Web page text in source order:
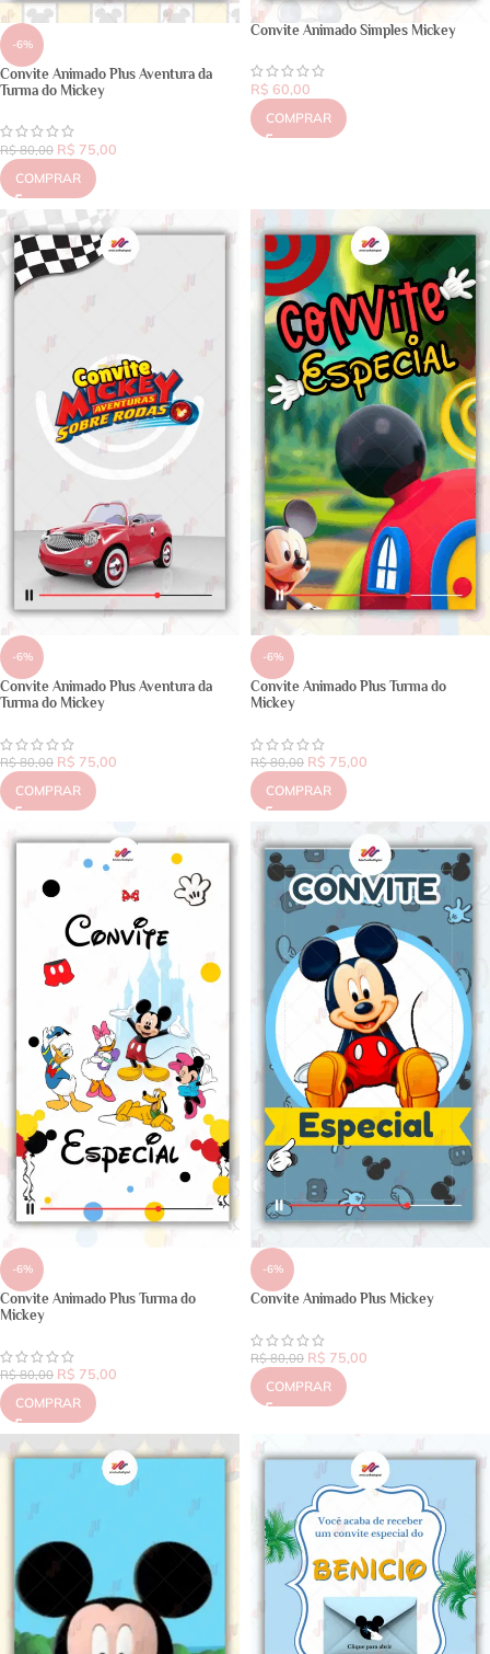
-6%
Convite Animado Plus Aventura da
Turma do Mickey
R$80,00 R$ 75,00
COMPRAR
Convite Animado Simples Mickey
R$ 60,00
COMPRAR
-6%
Convite Animado Plus Aventura da
Turma do Mickey
R$80,00 R$ 75,00
COMPRAR
-6%
Convite Animado Plus Turma do
Mickey
R$80,00 R$ 75,00
COMPRAR
-6%
Convite Animado Plus Turma do
Mickey
R$80,00 R$ 75,00
COMPRAR
-6%
Convite Animado Plus Mickey
R$80,00 R$ 75,00
COMPRAR